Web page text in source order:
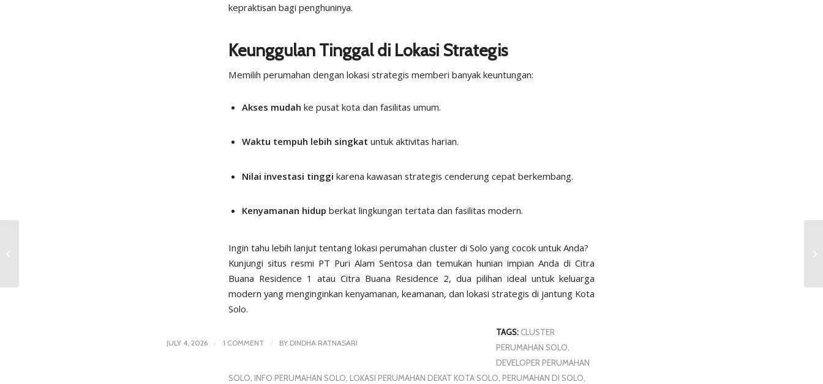
kepraktisan bagi penghuninya.
Keunggulan Tinggal di Lokasi Strategis
Memilih perumahan dengan lokasi strategis memberi banyak keuntungan:
Akses mudah ke pusat kota dan fasilitas umum.
Waktu tempuh lebih singkat untuk aktivitas harian.
Nilai investasi tinggi karena kawasan strategis cenderung cepat berkembang.
Kenyamanan hidup berkat lingkungan tertata dan fasilitas modern.
Ingin tahu lebih lanjut tentang lokasi perumahan cluster di Solo yang cocok untuk Anda?
Kunjungi situs resmi PT Puri Alam Sentosa dan temukan hunian impian Anda di Citra
Buana Residence 1 atau Citra Buana Residence 2, dua pilihan ideal untuk keluarga
modern yang menginginkan kenyamanan, keamanan, dan lokasi strategis di jantung Kota
Solo.
JULY 4, 2026 / 1 COMMENT / BY DINDHA RATNASARI
TAGS: CLUSTER
PERUMAHAN SOLO
DEVELOPER PERUMAHAN
SOLO INFO PERUMAHAN SOLO LOKASI PERUMAHAN DEKAT KOTA SOLO PERUMAHAN DI SOLO